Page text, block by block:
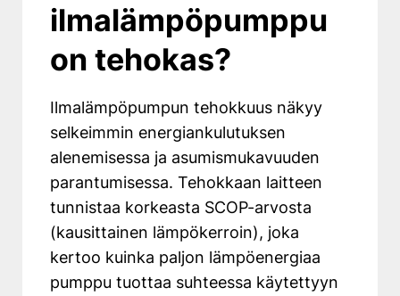
ilmalämpöpumppu
on tehokas?
Ilmalämpöpumpun tehokkuus näkyy
selkeimmin energiankulutuksen
alenemisessa ja asumismukavuuden
parantumisessa. Tehokkaan laitteen
tunnistaa korkeasta SCOP-arvosta
(kausittainen lämpökerroin), joka
kertoo kuinka paljon lämpöenergiaa
pumppu tuottaa suhteessa käytettyyn